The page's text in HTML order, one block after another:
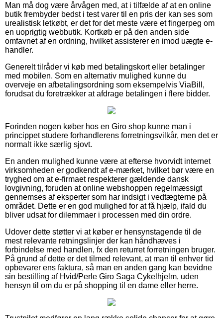
Man må dog være årvågen med, at i tilfælde af at en online
butik frembyder bedst i test varer til en pris der kan ses som
urealistisk letkøbt, er det for det meste være et fingerpeg om
en uoprigtig webbutik. Kortkøb er på den anden side
omfavnet af en ordning, hvilket assisterer en imod uægte e-
handler.
Generelt tilråder vi køb med betalingskort eller betalinger
med mobilen. Som en alternativ mulighed kunne du
overveje en afbetalingsordning som eksempelvis ViaBill,
forudsat du foretrækker at afdrage betalingen i flere bidder.
Forinden nogen køber hos en Giro shop kunne man i
princippet studere forhandlerens forretningsvilkår, men det er
normalt ikke særlig sjovt.
En anden mulighed kunne være at efterse hvorvidt internet
virksomheden er godkendt af e-mærket, hvilket bør være en
tryghed om at e-firmaet respekterer gældende dansk
lovgivning, foruden at online webshoppen regelmæssigt
gennemses af eksperter som har indsigt i vedtægterne på
området. Dette er en god mulighed for at få hjælp, ifald du
bliver udsat for dilemmaer i processen med din ordre.
Udover dette støtter vi at køber er hensynstagende til de
mest relevante retningslinjer der kan håndhæves i
forbindelse med handlen, fx den returret forretningen bruger.
På grund af dette er det tilmed relevant, at man til enhver tid
opbevarer ens faktura, så man en anden gang kan bevidne
sin bestilling af Hvid/Perle Giro Saga Cykelhjelm, uden
hensyn til om du er på shopping til en dame eller herre.